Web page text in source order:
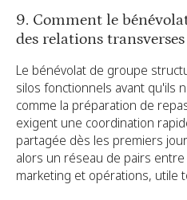
9. Comment le
des relations
Le bénévolat de groupe
silos fonctionnels avant qu'ils
comme la préparation de
exigent une coordination
partagée dès les premiers
alors un réseau de pairs
marketing et opérations, utile